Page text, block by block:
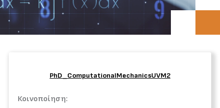
PhD_ComputationalMechanicsUVM2
Κοινοποίηση: